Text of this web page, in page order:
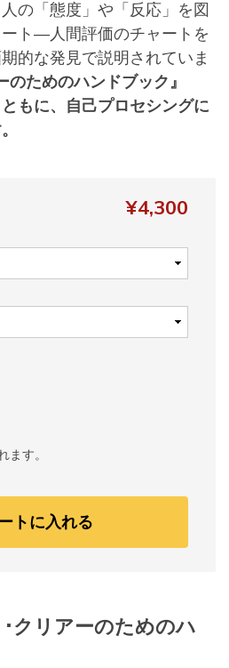
の「態度」や「反応」を図
ト―人間評価のチャートを
的な発見で説明されていま
のためのハンドブック』
もに、自己プロセシングに
¥4,300
ます。
トに入れる
クリアーのためのハ